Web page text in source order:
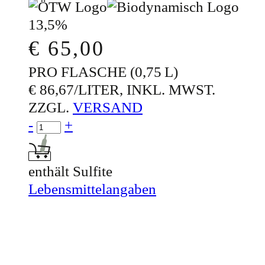
13,5%
€ 65,00
PRO FLASCHE (0,75 L)
€ 86,67/LITER, INKL. MWST.
ZZGL. VERSAND
Menge für Ried ROSENBERG
- +
enthält Sulfite
Lebensmittelangaben